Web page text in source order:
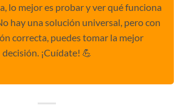
lo mejor es probar y ver qué funciona
hay una solución universal, pero con
correcta, puedes tomar la mejor
decisión. ¡Cuídate! 💪